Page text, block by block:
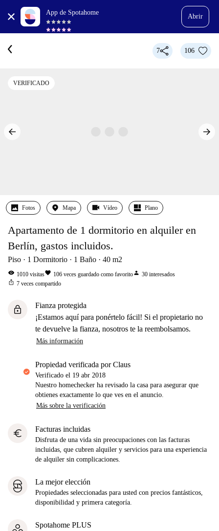
App de Spotahome
Abrir
7 106
VERIFICADO
Fotos Mapa Vídeo Plano
Apartamento de 1 dormitorio en alquiler en
Berlín, gastos incluidos.
Piso 1 Dormitorio 1 Baño 40 m2
visibility 1010 visitasfavorite 106 veces guardado como favoritoperson 30 interesados
ios_share 7 veces compartido
lock
Fianza protegida
¡Estamos aquí para ponértelo fácil! Si el propietario no
te devuelve la fianza, nosotros te la reembolsamos.
Más información
propiedad verificada por Claus
Verificado el 19 abr 2018
Nuestro homechecker ha revisado la casa para asegurar que
obtienes exactamente lo que ves en el anuncio.
Más sobre la verificación
euro Facturas incluidas
Disfruta de una vida sin preocupaciones con las facturas
incluidas, que cubren alquiler y servicios para una experiencia
de alquiler sin complicaciones.
La mejor elección
Propiedades seleccionadas para usted con precios fantásticos,
disponibilidad y primera categoría.
Spotahome PLUS